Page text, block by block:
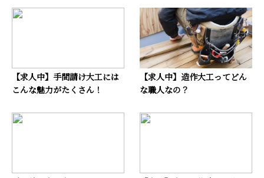
【求人中】手間請け大工には
こんな魅力がたくさん！
【求人中】造作大工ってどん
な職人なの？